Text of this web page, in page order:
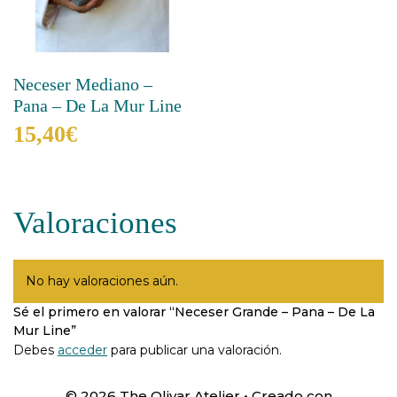
Neceser Mediano –
Pana – De La Mur Line
15,40€
múltiples
variantes.
Las
opciones
pueden
elegir
en
Valoraciones
No hay valoraciones aún.
Sé el primero en valorar “Neceser Grande – Pana – De La
Mur Line”
Debes acceder para publicar una valoración.